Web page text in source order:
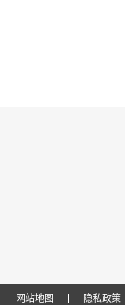
网站地图 隐私政策